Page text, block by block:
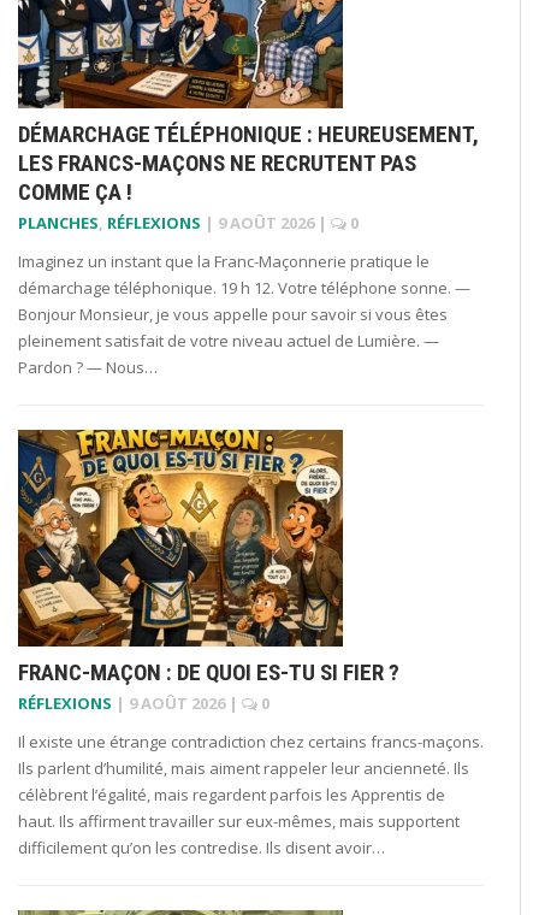
DÉMARCHAGE TÉLÉPHONIQUE : HEUREUSEMENT,
LES FRANCS-MAÇONS NE RECRUTENT PAS
COMME ÇA !
PLANCHES, RÉFLEXIONS | 9 AOÛT 2026 |
0
Imaginez un instant que la Franc-Maçonnerie pratique le
démarchage téléphonique. 19 h 12. Votre téléphone sonne. —
Bonjour Monsieur, je vous appelle pour savoir si vous êtes
pleinement satisfait de votre niveau actuel de Lumière. —
Pardon ? — Nous…
FRANC-MAÇON : DE QUOI ES-TU SI FIER ?
RÉFLEXIONS | 9 AOÛT 2026 |
0
Il existe une étrange contradiction chez certains francs-maçons.
Ils parlent d’humilité, mais aiment rappeler leur ancienneté. Ils
célèbrent l’égalité, mais regardent parfois les Apprentis de
haut. Ils affirment travailler sur eux-mêmes, mais supportent
difficilement qu’on les contredise. Ils disent avoir…